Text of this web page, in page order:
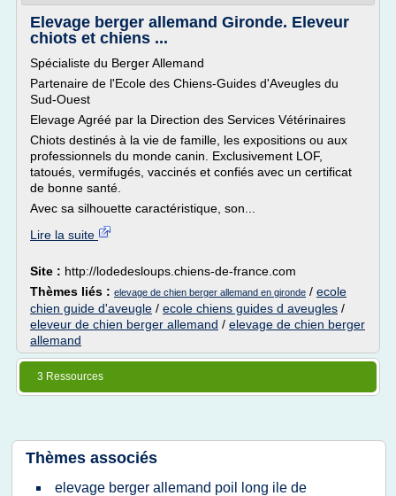
Elevage berger allemand Gironde. Eleveur
chiots et chiens ...
Spécialiste du Berger Allemand
Partenaire de l'Ecole des Chiens-Guides d'Aveugles du
Sud-Ouest
Elevage Agréé par la Direction des Services Vétérinaires
Chiots destinés à la vie de famille, les expositions ou aux
professionnels du monde canin. Exclusivement LOF,
tatoués, vermifugés, vaccinés et confiés avec un certificat
de bonne santé.
Avec sa silhouette caractéristique, son...
Lire la suite
Site : http://lodedesloups.chiens-de-france.com
Thèmes liés : elevage de chien berger allemand en gironde / ecole
chien guide d'aveugle / ecole chiens guides d aveugles /
eleveur de chien berger allemand / elevage de chien berger
allemand
3 Ressources
Thèmes associés
elevage berger allemand poil long ile de